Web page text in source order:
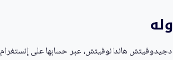
هاندانوفيتش، عبر حسابها على إنستغرام